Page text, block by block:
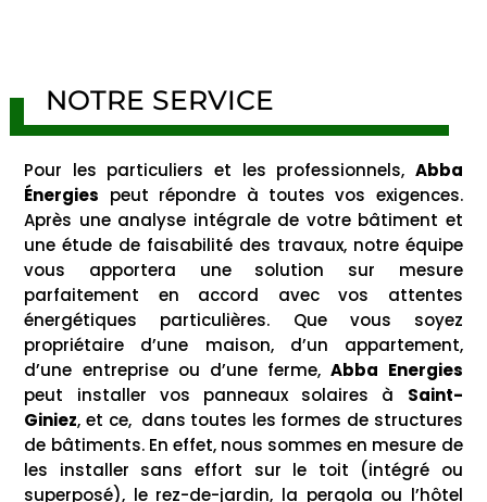
NOTRE SERVICE
Pour les particuliers et les professionnels, Abba
Énergies peut répondre à toutes vos exigences.
Après une analyse intégrale de votre bâtiment et
une étude de faisabilité des travaux, notre équipe
vous apportera une solution sur mesure
parfaitement en accord avec vos attentes
énergétiques particulières. Que vous soyez
propriétaire d’une maison, d’un appartement,
d’une entreprise ou d’une ferme,Abba Energies
peut installer vos panneaux solaires à Saint-
Giniez, et ce, dans toutes les formes de structures
de bâtiments. En effet, nous sommes en mesure de
les installer sans effort sur le toit (intégré ou
superposé), le rez-de-jardin, la pergola ou l’hôtel